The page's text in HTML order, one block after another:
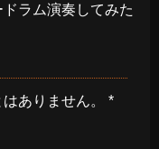
ラム演奏してみた
ありません。
*